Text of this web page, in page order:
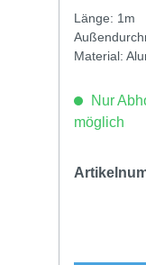
Länge: 1m
Material:
Nur
möglich